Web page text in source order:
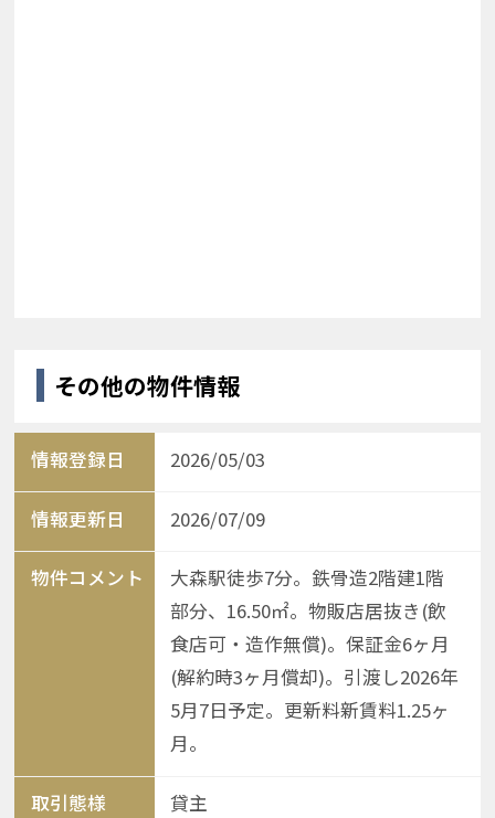
その他の物件情報
情報登録日 2026/05/03
情報更新日 2026/07/09
物件コメント
大森駅徒歩7分。鉄骨造2階建1階
部分、16.50㎡。物販店居抜き(飲
食店可・造作無償)。保証金6ヶ月
(解約時3ヶ月償却)。引渡し2026年
5月7日予定。更新料新賃料1.25ヶ
月。
取引態様 貸主